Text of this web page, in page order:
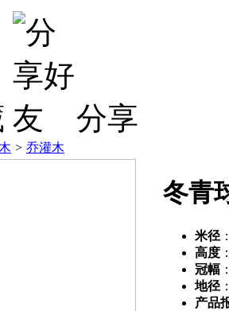
分享
> 乔灌木
冬青
米径
高度
冠幅
地径
产品